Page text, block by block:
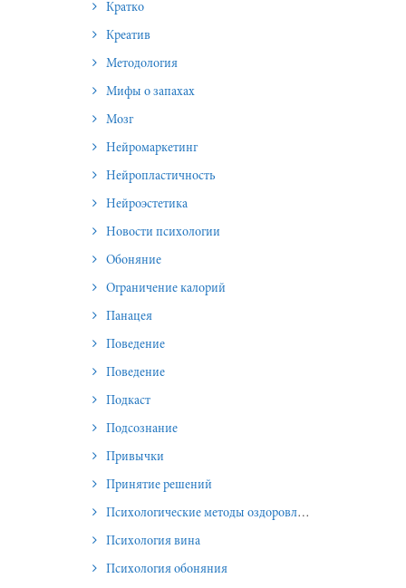
Кратко
Креатив
Методология
Мифы о запахах
Мозг
Нейромаркетинг
Нейропластичность
Нейроэстетика
Новости психологии
Обоняние
Ограничение калорий
Панацея
Поведение
Поведение
Подкаст
Подсознание
Привычки
Принятие решений
Психологические методы оздоровления и омоложения
Психология вина
Психология обоняния